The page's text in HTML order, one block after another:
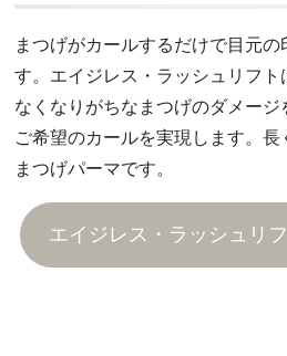
まつげがカールするだけで目元の
す。エイジレス・ラッシュリフ
なくなりがちなまつげのダメージ
ご希望のカールを実現します。
まつげパーマです。
エイジレス・ラッシュリ